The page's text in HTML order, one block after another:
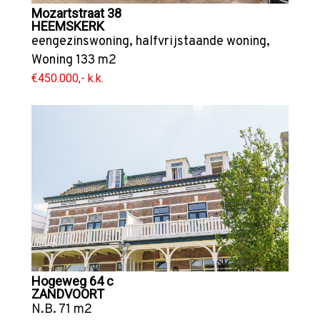
Mozartstraat 38
HEEMSKERK
eengezinswoning, halfvrijstaande woning,
Woning 133 m2
€450.000,- k.k.
Hogeweg 64 c
ZANDVOORT
N.B. 71 m2